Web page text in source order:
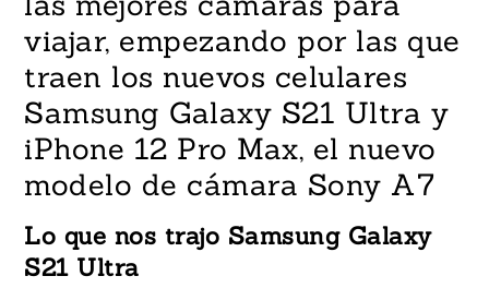
viajar, empezando por las que
traen los nuevos celulares
Samsung Galaxy S21 Ultra y
iPhone 12 Pro Max, el nuevo
modelo de cámara Sony A7
Lo que nos trajo Samsung Galaxy
S21 Ultra